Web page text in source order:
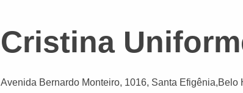
Cristina
Avenida Bernardo Monteiro, 1016, Santa Efigênia,Belo